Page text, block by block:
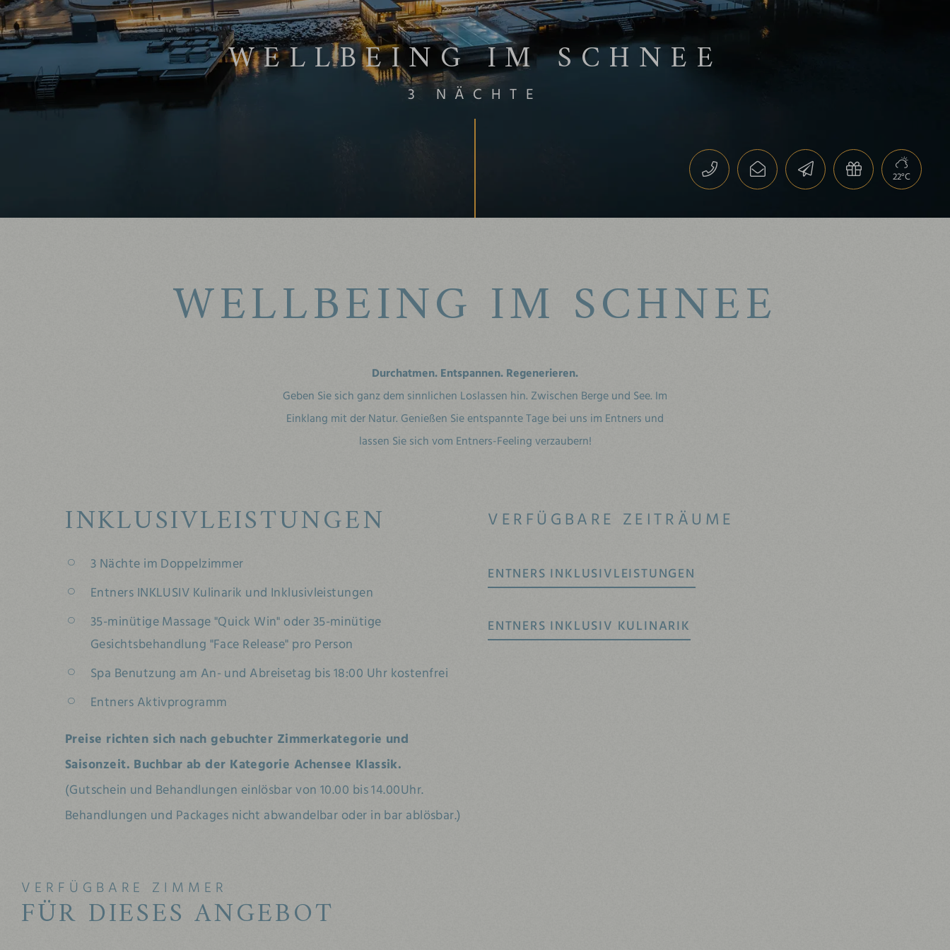
WELLBEING IM SCHNEE
3 NÄCHTE
22°C
WELLBEING IM SCHNEE
Durchatmen. Entspannen. Regenerieren.
Geben Sie sich ganz dem sinnlichen Loslassen hin. Zwischen Berge und See. Im
Einklang mit der Natur. Genießen Sie entspannte Tage bei uns im Entners und
lassen Sie sich vom Entners-Feeling verzaubern!
INKLUSIVLEISTUNGEN
3 Nächte im Doppelzimmer
Entners INKLUSIV Kulinarik und Inklusivleistungen
35-minütige Massage "Quick Win" oder 35-minütige
Gesichtsbehandlung "Face Release" pro Person
Spa Benutzung am An- und Abreisetag bis 18:00 Uhr kostenfrei
Entners Aktivprogramm
Preise richten sich nach gebuchter Zimmerkategorie und
Saisonzeit. Buchbar ab der Kategorie Achensee Klassik.
(Gutschein und Behandlungen einlösbar von 10.00 bis 14.00Uhr.
Behandlungen und Packages nicht abwandelbar oder in bar ablösbar.)
VERFÜGBARE ZEITRÄUME
ENTNERS INKLUSIVLEISTUNGEN
ENTNERS INKLUSIV KULINARIK
VERFÜGBARE ZIMMER
FÜR DIESES ANGEBOT